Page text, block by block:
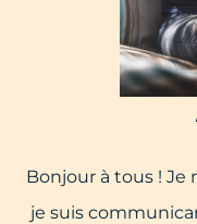
Bonjour à tous ! Je
je suis